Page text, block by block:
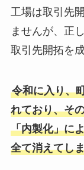
工場は取引先
ませんが、正
取引先開拓を
令和に入り、
れており、そ
「内製化」に
全て消えてし